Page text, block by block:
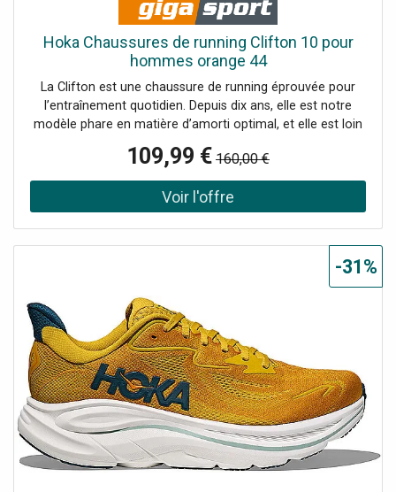
Hoka Chaussures de running Clifton 10 pour
hommes orange 44
La Clifton est une chaussure de running éprouvée pour
l’entraînement quotidien. Depuis dix ans, elle est notre
modèle phare en matière d’amorti optimal, et elle est loin
encore augmenté l’amorti, revitalisé la sensation sous le
pied et ajouté un drop supplémentaire de 3 mm. Bien sûr,
la Clifton 10 offre le même amorti ultraléger qui a rendu
ses prédécesseurs si populaires, mais avec un ajustement
du laçage pour empêcher la languette de glisser. Détails :
Maille jacquard Détails réfléchissants sur la tige
MetaRocker™ souple Active Foot Frame™ au talon
Semelle intermédiaire en CMEVA Semelle intérieure en
EVA moulée Caoutchouc résistant à l’abrasion Drop :
8 mm Poids : 278 g Nom de la couleur : Yellow Gold/Tidal
Wave
109,99 € 160,00 €
-31%